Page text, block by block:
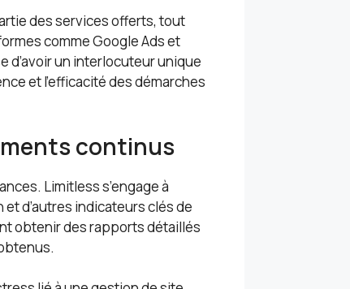
des services offerts, tout
comme Google Ads et
d’avoir un interlocuteur unique
et l’efficacité des démarches
continus
Limitless s’engage à
d’autres indicateurs clés de
obtenir des rapports détaillés